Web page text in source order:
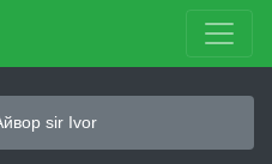
sir Ivor